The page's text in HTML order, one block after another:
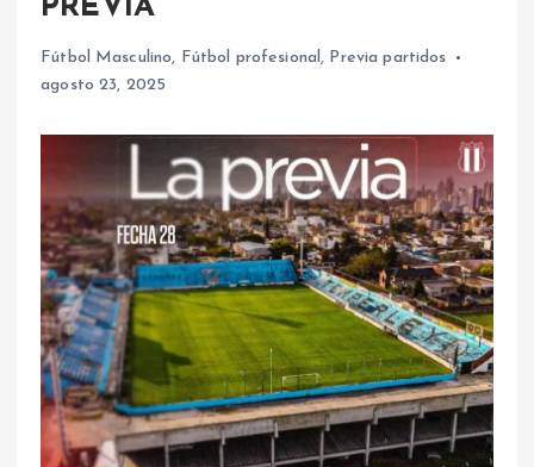
PREVIA
Fútbol Masculino, Fútbol profesional, Previa partidos
agosto 23, 2025